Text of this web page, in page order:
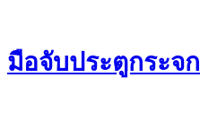
มือจับประตูกระจก